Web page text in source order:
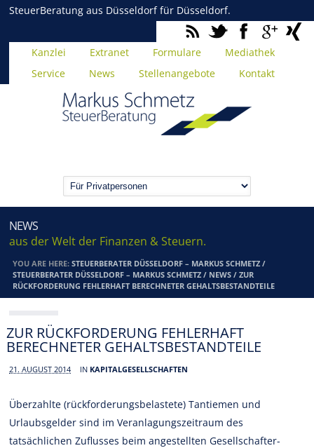
SteuerBeratung aus Düsseldorf für Düsseldorf.
Kanzlei Extranet Formulare
Mediathek
Service
News Stellenangebote Kontakt
NEWS
aus der Welt der Finanzen & Steuern.
YOU ARE HERE:STEUERBERATER DÜSSELDORF – MARKUS SCHMETZ /
STEUERBERATER DÜSSELDORF – MARKUS SCHMETZ / NEWS /ZUR
RÜCKFORDERUNG FEHLERHAFT BERECHNETER GEHALTSBESTANDTEILE
ZUR RÜCKFORDERUNG FEHLERHAFT
BERECHNETER GEHALTSBESTANDTEILE
21. AUGUST 2014 IN KAPITALGESELLSCHAFTEN
Überzahlte (rückforderungsbelastete) Tantiemen und
Urlaubsgelder sind im Veranlagungszeitraum des
tatsächlichen Zuflusses beim angestellten Gesellschafter-